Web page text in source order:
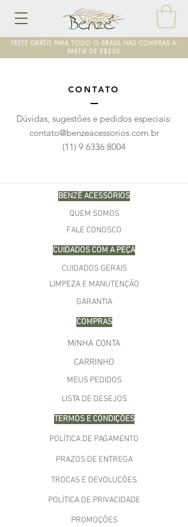
FRETE GRÁTIS PARA TODO O BRASIL NAS COMPRAS A
PARTIR DE R$250
CONTATO
Dúvidas, sugestões e pedidos especiais:
contato@benzeacessorios.com.br
(11) 9 6336 8004
BENZÊ ACESSÓRIOS
QUEM SOMOS
FALE CONOSCO
CUIDADOS COM A PEÇA
CUIDADOS GERAIS
LIMPEZA E MANUTENÇÃO
GARANTIA
COMPRAS
MINHA CONTA
CARRINHO
MEUS PEDIDOS
LISTA DE DESEJOS
TERMOS E CONDIÇÕES
POLÍTICA DE PAGAMENTO
PRAZOS DE ENTREGA
TROCAS E DEVOLUÇÕES
POLÍTICA DE PRIVACIDADE
PROMOÇÕES